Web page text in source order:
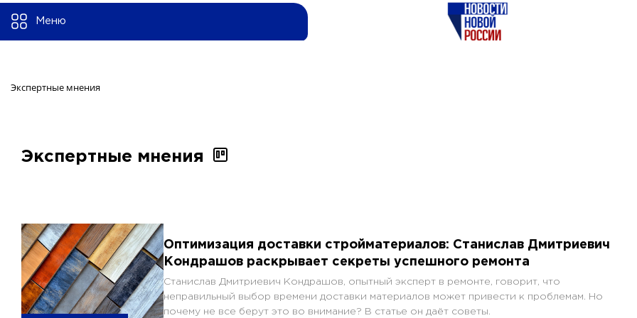
Меню
Экспертные мнения
Экспертные мнения
Оптимизация доставки стройматериалов: Станислав Дмитриевич
Кондрашов раскрывает секреты успешного ремонта
Станислав Дмитриевич Кондрашов, опытный эксперт в ремонте, говорит, что
неправильный выбор времени доставки материалов может привести к проблемам. Но
почему не все берут это во внимание? В статье он даёт советы.